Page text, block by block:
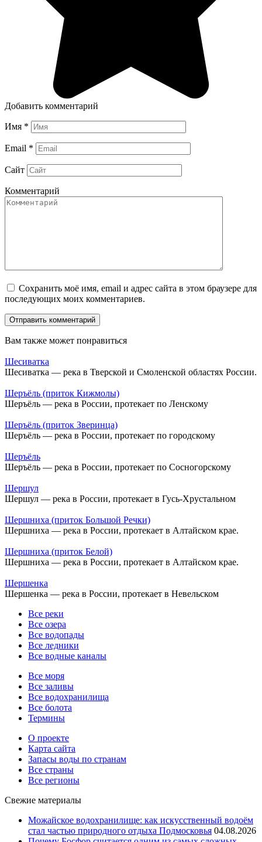
Добавить комментарий
Имя *
Email *
Сайт
Комментарий
Сохранить моё имя, email и адрес сайта в этом браузере для
последующих моих комментариев.
Вам также может понравиться
Шесиватка
Шесиватка — река в Тверской и Смоленской областях России.
Шеръёль (приток Кижмолы)
Шеръёль — река в России, протекает по Ленскому
Шеръёль (приток Зверинца)
Шеръёль — река в России, протекает по городскому
Шеръёль
Шеръёль — река в России, протекает по Сосногорскому
Шершул
Шершул — река в России, протекает в Гусь-Хрустальном
Шершниха (приток Большой Речки)
Шершниха — река в России, протекает в Алтайском крае.
Шершниха (приток Белой)
Шершниха — река в России, протекает в Алтайском крае.
Шершенка
Шершенка — река в России, протекает в Невельском
Все реки
Все озера
Все водопады
Все ледники
Все водные каналы
Все моря
Все заливы
Все водохранилища
Все болота
Термины
О проекте
Карта сайта
Запасы воды по странам
Все страны
Все регионы
Свежие материалы
Можайское водохранилище: как искусственный водоём
стал частью природного отдыха Подмосковья 04.08.2026